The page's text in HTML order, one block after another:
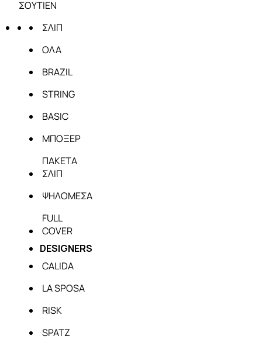
ΣΟΥΤΙΕΝ
ΣΛΙΠ
ΟΛΑ
BRAZIL
STRING
BASIC
ΜΠΟΞΕΡ
ΠΑΚΕΤΑ
ΣΛΙΠ
ΨΗΛΟΜΕΣΑ
FULL
COVER
DESIGNERS
CALIDA
LA SPOSA
RISK
SPATZ